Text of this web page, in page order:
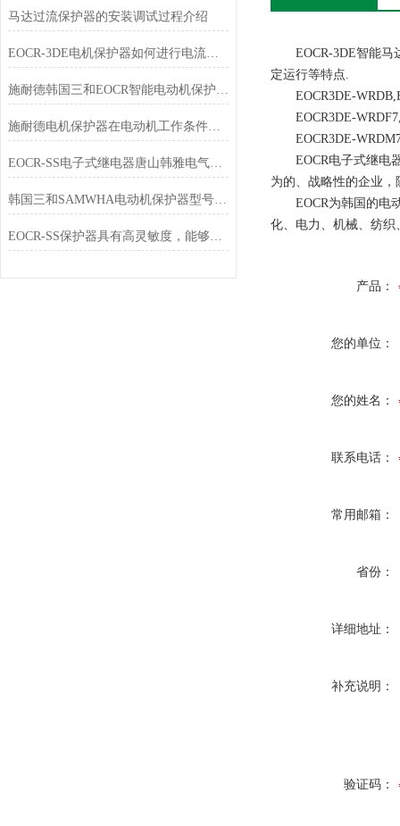
马达过流保护器的安装调试过程介绍
EOCR-3DE电机保护器如何进行电流设定
施耐德韩国三和EOCR智能电动机保护器石油化工行业应用
施耐德电机保护器在电动机工作条件下有哪些选择？
EOCR-SS电子式继电器唐山韩雅电气专业销售
韩国三和SAMWHA电动机保护器型号大全
EOCR-SS保护器具有高灵敏度，能够及时检测到电流异常
EOCR-3DE智能马达
定运行等特点.
EOCR3DE-
EOCR3DE-
EOCR3DE-
EOCR电子式继电器
为的、战略性的企业，
EOCR为韩国的电动
化、电力、机械、纺织
产品：
您的单位：
您的姓名：
联系电话：
常用邮箱：
省份：
详细地址：
补充说明：
验证码：